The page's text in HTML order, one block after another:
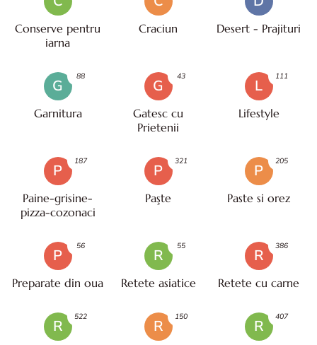
Conserve pentru
iarna
Craciun Desert - Prajituri
G
Garnitura
88
G
Gatesc cu
Prietenii
43
L
Lifestyle
111
P
Paine-grisine-
pizza-cozonaci
187
P
Paşte
321
P
Paste si orez
205
P
Preparate din oua
56
R
Retete asiatice
55
R
Retete cu carne
386
R
522
R
150
R
407